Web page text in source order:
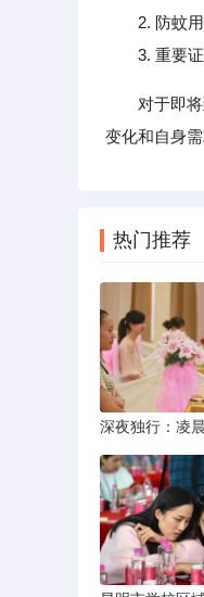
2. 防蚊用品
3. 重要证件
对于即
变化和自身
热门推荐